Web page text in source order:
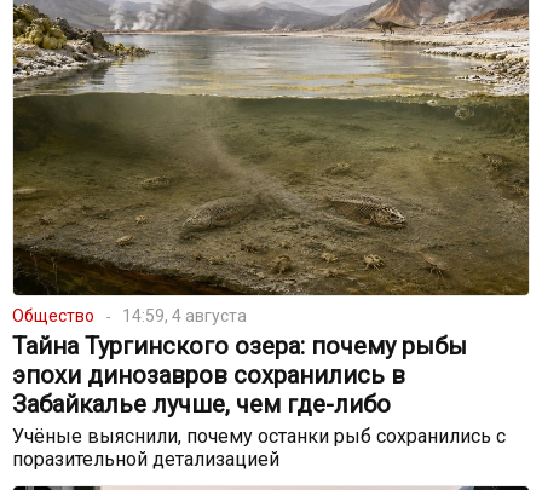
Общество 14:59, 4 августа
Тайна Тургинского озера: почему рыбы
эпохи динозавров сохранились в
Забайкалье лучше, чем где-либо
Учёные выяснили, почему останки рыб сохранились с
поразительной детализацией